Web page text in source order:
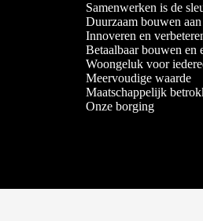
Samenwerken is de
Duurzaam bouwen
Innoveren en
Betaalbaar bouwen en
Woongeluk voor
Meervoudige waarde
Maatschappelijk
Onze borging